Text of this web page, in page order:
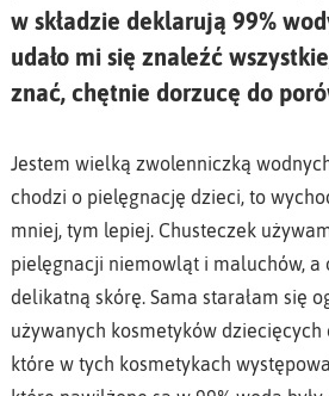
w składzie deklarują 99%
udało mi się znaleźć
znać, chętnie dorzucę do
Jestem wielką zwolenniczką
chodzi o pielęgnację dzieci, to
mniej, tym lepiej. Chusteczek
pielęgnacji niemowląt i maluchów, a
delikatną skórę. Sama starałam się
używanych kosmetyków dziecięcych
które w tych kosmetykach